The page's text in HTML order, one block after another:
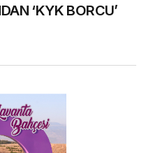
‘KYK BORCU’